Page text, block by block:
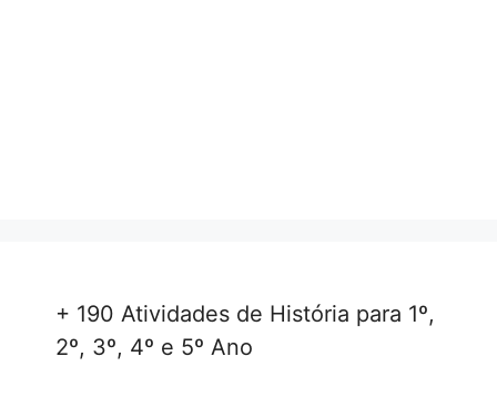
+ 190 Atividades de História para 1º,
2º, 3º, 4º e 5º Ano